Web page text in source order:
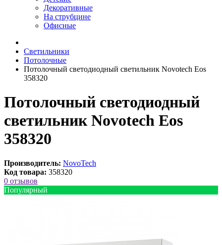
Декоративные
На струбцине
Офисные
Светильники
Потолочные
Потолочный светодиодный светильник Novotech Eos
358320
Потолочный светодиодный
светильник Novotech Eos
358320
Производитель: NovoTech
Код товара: 358320
0 отзывов
Популярный